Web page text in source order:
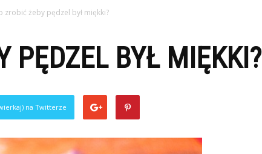
zrobić żeby pędzel był miękki?
PĘDZEL BYŁ MIĘKKI?
na Twitterze